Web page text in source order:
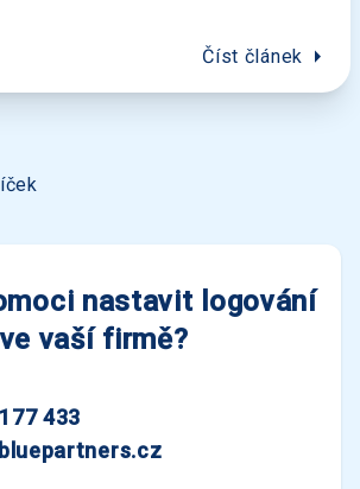
Číst článek arrow_right
nastavit logování
ve vaší firmě?
433